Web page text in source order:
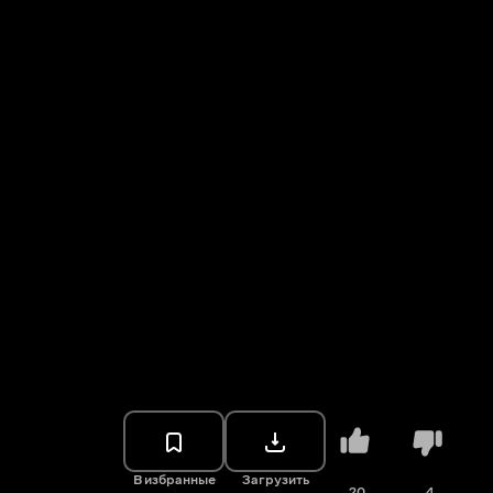
В избранные Загрузить